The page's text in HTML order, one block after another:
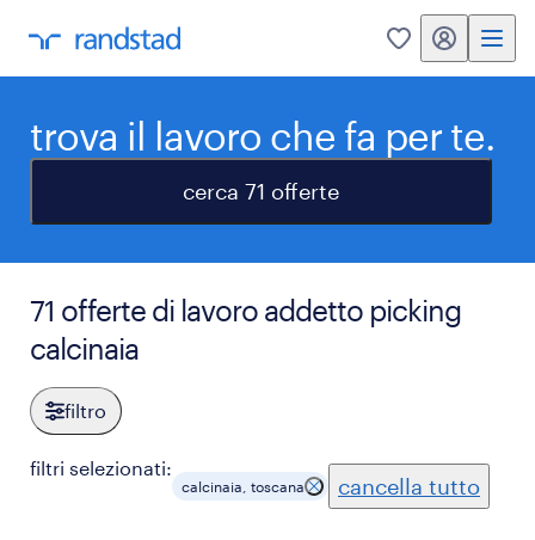
0 my randstad
trova il lavoro che fa per te.
cerca 71 offerte
71 offerte di lavoro addetto picking
calcinaia
filtro
filtri selezionati:
calcinaia, toscana cancella tutto